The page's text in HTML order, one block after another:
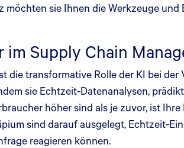
möchten sie Ihnen die Werkzeuge
im Supply Chain
die transformative Rolle der KI bei
sie Echtzeit-Datenanalysen,
höher sind als je zuvor, ist
sind darauf ausgelegt, Echtzeit-
reagieren können.